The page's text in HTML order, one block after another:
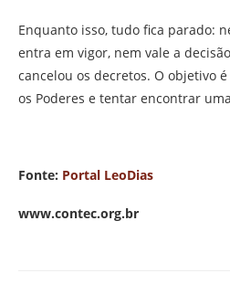
Enquanto isso, tudo fica parado:
entra em vigor, nem vale a
cancelou os decretos. O objetivo
os Poderes e tentar encontrar
Fonte: Portal LeoDias
www.contec.org.br